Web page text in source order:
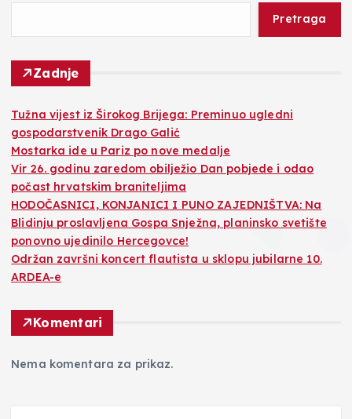
Pretraga
Zadnje
Tužna vijest iz Širokog Brijega: Preminuo ugledni
gospodarstvenik Drago Galić
Mostarka ide u Pariz po nove medalje
Vir 26. godinu zaredom obilježio Dan pobjede i odao
počast hrvatskim braniteljima
HODOČASNICI, KONJANICI I PUNO ZAJEDNIŠTVA: Na
Blidinju proslavljena Gospa Snježna, planinsko svetište
ponovno ujedinilo Hercegovce!
Održan završni koncert flautista u sklopu jubilarne 10.
ARDEA-e
Komentari
Nema komentara za prikaz.